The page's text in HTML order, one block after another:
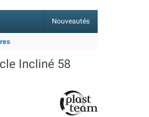
Nouveautés
Incliné 58